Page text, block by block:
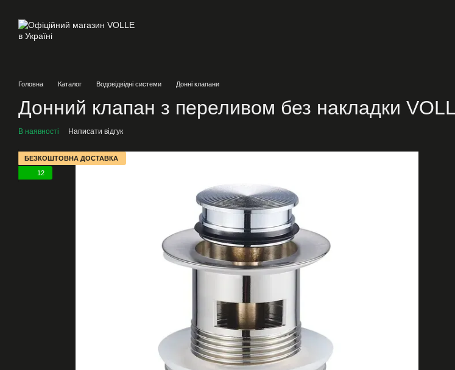
Головна Каталог Водовідвідні системи Донні клапани
Донний клапан з переливом без накладки
В наявності Написати відгук
БЕЗКОШТОВНА ДОСТАВКА
12